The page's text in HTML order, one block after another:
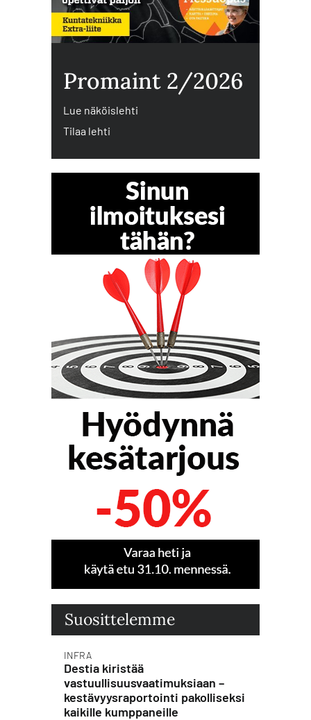
Promaint 2/2026
Lue näköislehti
Tilaa lehti
Suosittelemme
INFRA
Destia kiristää
vastuullisuusvaatimuksiaan –
kestävyysraportointi pakolliseksi
kaikille kumppaneille